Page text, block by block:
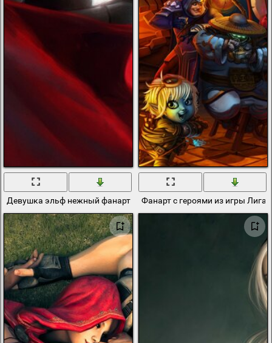
Девушка эльф нежный фанарт Фанарт с героями из игры Лига